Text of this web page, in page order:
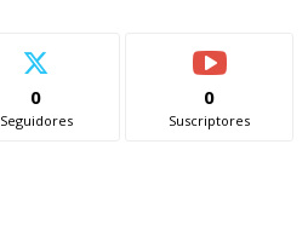
0
Seguidores
0
Suscriptores